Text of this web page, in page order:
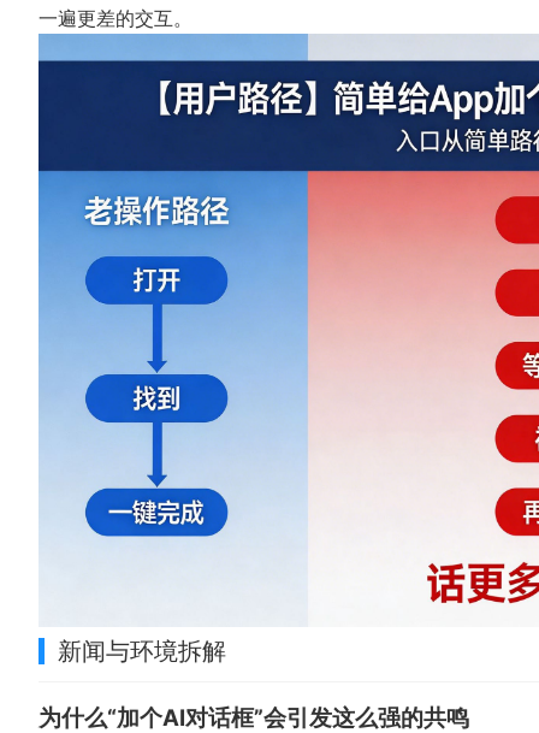
一遍更差的交互。
新闻与环境拆解
为什么“加个AI对话框”会引发这么强的共鸣